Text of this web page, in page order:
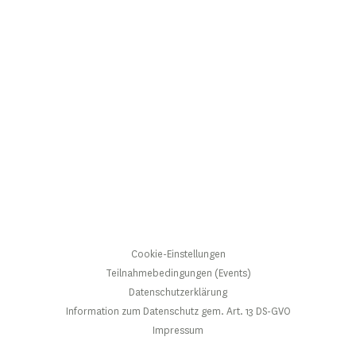
Cookie-Einstellungen
Teilnahmebedingungen (Events)
Datenschutzerklärung
Information zum Datenschutz gem. Art. 13 DS-GVO
Impressum